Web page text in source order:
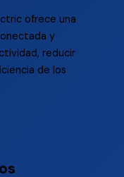
ofrece una
y
reducir
de los